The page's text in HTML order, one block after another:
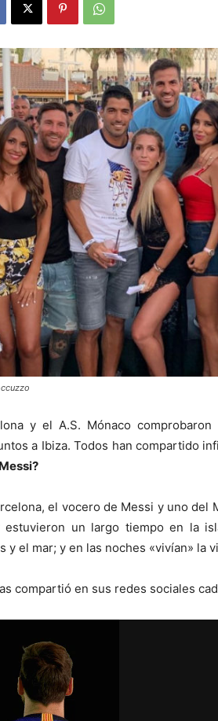
y el A.S. Mónaco
a Ibiza. Todos han compartido
el vocero de Messi y uno del
un largo tiempo en la
y el mar; y en las noches «vivían» la
compartió en sus redes sociales